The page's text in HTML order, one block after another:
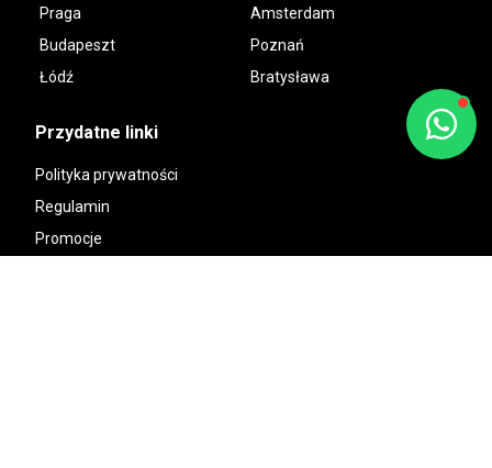
Praga
Amsterdam
Budapeszt
Poznań
Łódź
Bratysława
Przydatne linki
Polityka prywatności
Regulamin
Promocje